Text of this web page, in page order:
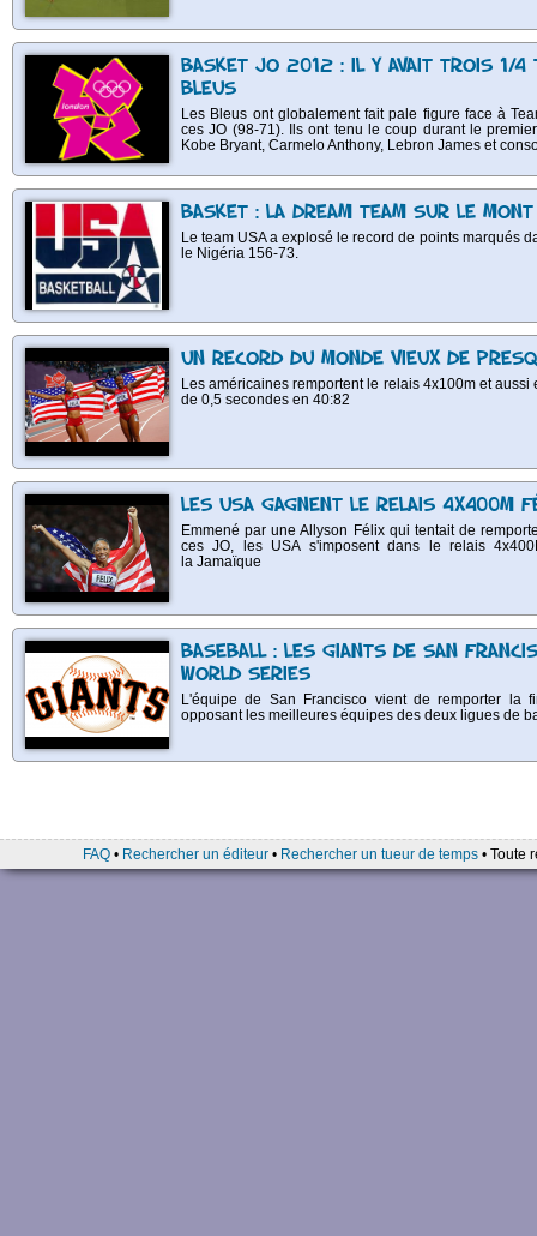
BASKET JO 2012 : IL Y AVAIT TROIS 1/4
BLEUS
Les Bleus ont globalement fait pale figure face à
ces JO (98-71). Ils ont tenu le coup durant le
Kobe Bryant, Carmelo Anthony, Lebron James et
BASKET : LA DREAM TEAM SUR LE MONT
Le team USA a explosé le record de points marqués
le Nigéria 156-73.
UN RECORD DU MONDE VIEUX DE
Les américaines remportent le relais 4x100m et
de 0,5 secondes en 40:82
LES USA GAGNENT LE RELAIS 4X400M
Emmené par une Allyson Félix qui tentait de
ces JO, les USA s'imposent dans le relais
la Jamaïque
BASEBALL : LES GIANTS DE SAN
WORLD SERIES
L'équipe de San Francisco vient de remporter la
opposant les meilleures équipes des deux ligues de
FAQ• Rechercher un éditeur• Rechercher un tueur de temps• Toute